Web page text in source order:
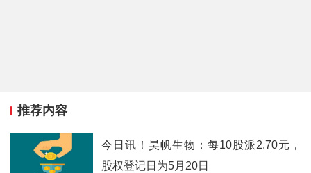
推荐内容
今日讯！昊帆生物：每10股派2.70元，
股权登记日为5月20日